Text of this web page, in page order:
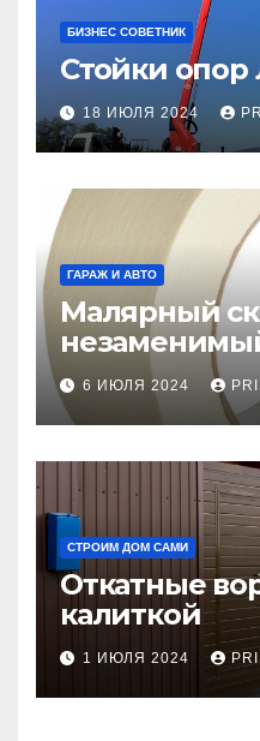
БИЗНЕС СОВЕТНИК
Стойки опор
18 ИЮЛЯ 2024
ГАРАЖ И АВТО
Малярный
при
6 ИЮЛЯ 2024
СТРОИМ ДОМ САМИ
Откатные
калиткой
1 ИЮЛЯ 2024